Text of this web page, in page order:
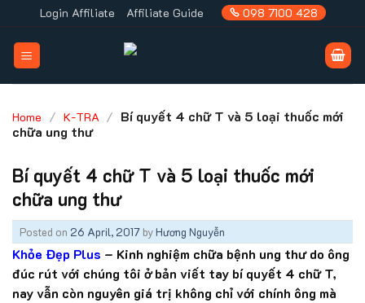
to
content
Login Affiliate Affiliate Guide 098 7100 428
Home / K-TRA / Bí quyết 4 chữ T và 5 loại thuốc mới
chữa ung thư
Bí quyết 4 chữ T và 5 loại thuốc mới
chữa ung thư
Posted on 26 April, 2017 byHương Nguyễn
Khỏe Đẹp Plus – Kinh nghiệm chữa bệnh ung thư do ông
đúc rút với chúng tôi ở bản viết tay bí quyết 4 chữ T,
nay vẫn còn nguyên giá trị không chỉ với chính ông mà